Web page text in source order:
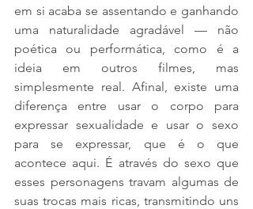
em si acaba se assentando e ganhando
uma naturalidade agradável — não
poética ou performática, como é a
ideia em outros filmes, mas
simplesmente real. Afinal, existe uma
diferença entre usar o corpo para
expressar sexualidade e usar o sexo
para se expressar, que é o que
acontece aqui. É através do sexo que
esses personagens travam algumas de
suas trocas mais ricas, transmitindo uns